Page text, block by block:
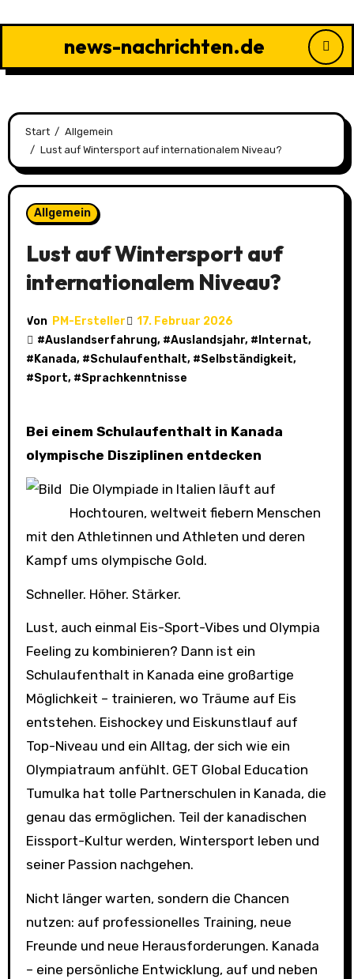
news-nachrichten.de
Start
Allgemein
Lust auf Wintersport auf internationalem Niveau?
Allgemein
Lust auf Wintersport auf
internationalem Niveau?
Von PM-Ersteller
17. Februar 2026
#Auslandserfahrung, #Auslandsjahr, # Internat,
# Kanada, #Schulaufenthalt, #Selbständigkeit,
#Sport, #Sprachkenntnisse
Bei einem Schulaufenthalt in Kanada
olympische Disziplinen entdecken
Die Olympiade in Italien läuft auf
Hochtouren, weltweit fiebern Menschen
mit den Athletinnen und Athleten und deren
Kampf ums olympische Gold.
Schneller. Höher. Stärker.
Lust, auch einmal Eis-Sport-Vibes und Olympia
Feeling zu kombinieren? Dann ist ein
Schulaufenthalt in Kanada eine großartige
Möglichkeit – trainieren, wo Träume auf Eis
entstehen. Eishockey und Eiskunstlauf auf
Top-Niveau und ein Alltag, der sich wie ein
Olympiatraum anfühlt. GET Global Education
Tumulka hat tolle Partnerschulen in Kanada, die
genau das ermöglichen. Teil der kanadischen
Eissport-Kultur werden, Wintersport leben und
seiner Passion nachgehen.
Nicht länger warten, sondern die Chancen
nutzen: auf professionelles Training, neue
Freunde und neue Herausforderungen. Kanada
– eine persönliche Entwicklung, auf und neben